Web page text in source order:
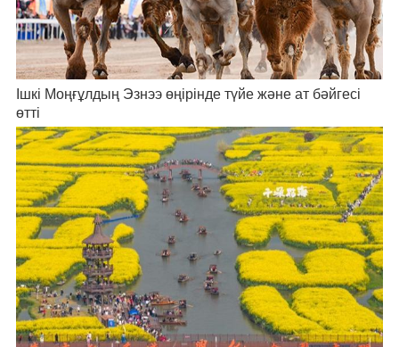
Ішкі Моңғұлдың Эзнээ өңірінде түйе және ат бәйгесі
өтті